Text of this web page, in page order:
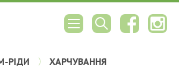
РІДИ ХАРЧУВАННЯ